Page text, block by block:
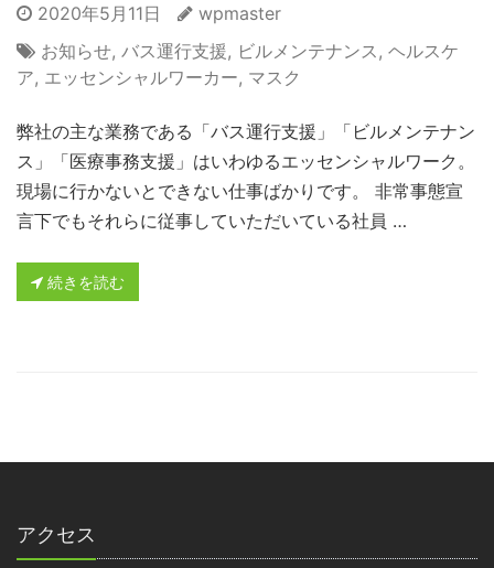
2020年5月11日
wpmaster
お知らせ, バス運行支援, ビルメンテナンス , ヘルスケ
ア, エッセンシャルワーカー, マスク
弊社の主な業務である「バス運行支援」「ビルメンテナン
ス」「医療事務支援」はいわゆるエッセンシャルワーク。
現場に行かないとできない仕事ばかりです。 非常事態宣
言下でもそれらに従事していただいている社員 …
続きを読む
アクセス